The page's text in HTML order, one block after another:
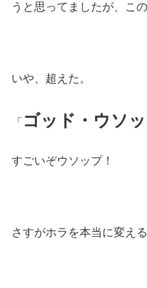
うと思ってましたが、こ
いや、超えた。
「 ゴッド・ウソ
すごいぞウソップ！
さすがホラを本当に変え